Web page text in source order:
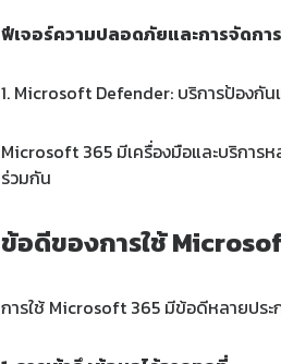
ฟีเจอร์ความปลอดภัยและการจัดการ
1. Microsoft Defender: บริการป้อง
Microsoft 365 มีเครื่องมือและบริการ
ร่วมกัน
ข้อดีของการใช้
การใช้ Microsoft 365 มีข้อดีหลายประ